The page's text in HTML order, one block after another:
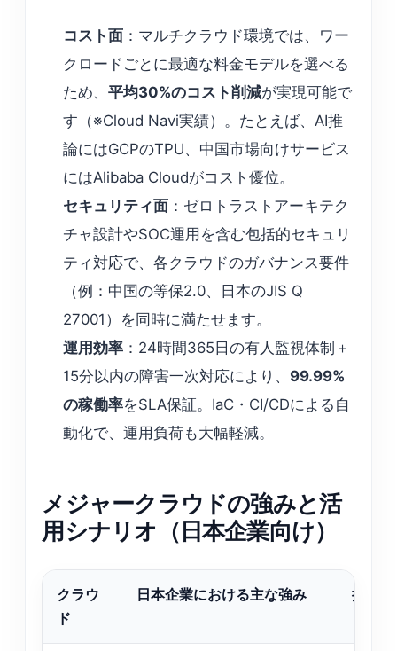
コスト面 ：マルチクラウド環境では、ワー
クロードごとに最適な料金モデルを選べる
ため、平均30%のコスト削減が実現可能で
す（※Cloud Navi実績）。たとえば、AI推
論にはGCPのTPU、中国市場向けサービス
にはAlibaba Cloudがコスト優位。
セキュリティ面 ：ゼロトラストアーキテク
チャ設計やSOC運用を含む包括的セキュリ
ティ対応で、各クラウドのガバナンス要件
（例：中国の等保2.0、日本のJIS Q
27001）を同時に満たせます。
運用効率 ：24時間365日の有人監視体制＋
15分以内の障害一次対応により、 99.99%
の稼働率をSLA保証。IaC・CI/CDによる自
動化で、運用負荷も大幅軽減。
メジャークラウドの強みと活
用シナリオ（日本企業向け）
クラウ
ド
日本企業における主な強み 推奨